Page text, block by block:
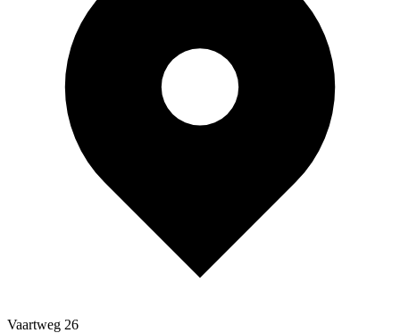
Vaartweg 26